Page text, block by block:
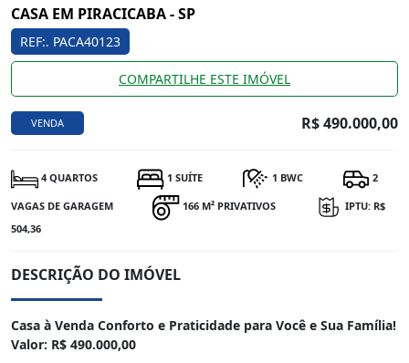
CASA EM PIRACICABA - SP
REF:. PACA40123
COMPARTILHE ESTE IMÓVEL
VENDA R$ 490.000,00
4 QUARTOS 1 SUÍTE 1 BWC 2
VAGAS DE GARAGEM 166 M² PRIVATIVOS
IPTU: R$
504,36
DESCRIÇÃO DO IMÓVEL
Casa à Venda Conforto e Praticidade para Você e Sua Família!
Valor: R$ 490.000,00